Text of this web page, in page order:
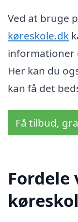
Ved at bruge
køreskole.dk
informationer
Her kan du
kan få det
Få tilbud,